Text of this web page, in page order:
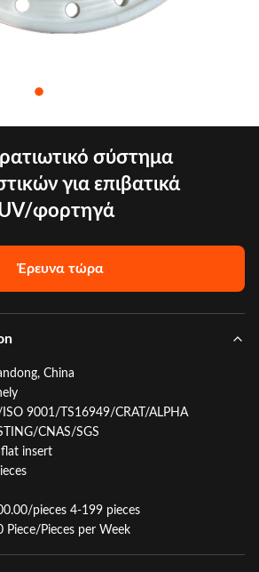
σύστημα
για επιβατικά
φορτηγά
Έρευνα τώρα
China
ISO 9001/TS16949/CRAT/ALPHA
CNAS/SGS
insert
pieces 4-199 pieces
Piece/Pieces per Week